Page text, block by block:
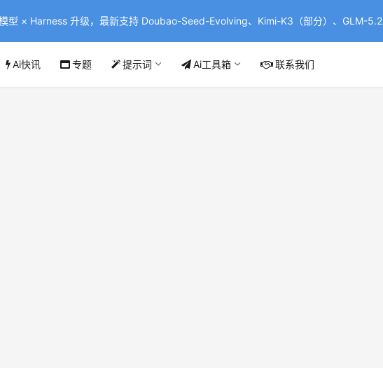
型 × Harness 升级，最新支持 Doubao-Seed-Evolving、Kimi-K3（部分）、GLM-5.2
Ai快讯 专题 提示词 Ai工具箱 联系我们